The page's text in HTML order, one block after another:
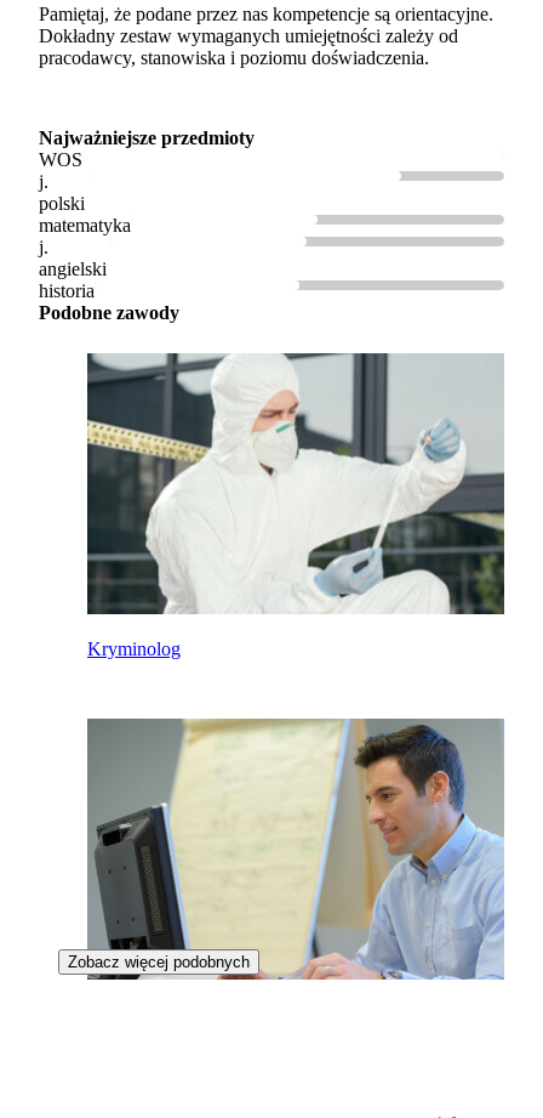
Pamiętaj, że podane przez nas kompetencje są orientacyjne.
Dokładny zestaw wymaganych umiejętności zależy od
pracodawcy, stanowiska i poziomu doświadczenia.
Najważniejsze przedmioty
WOS
j.
polski
matematyka
j.
angielski
historia
Podobne zawody
Kryminolog
Zobacz więcej podobnych